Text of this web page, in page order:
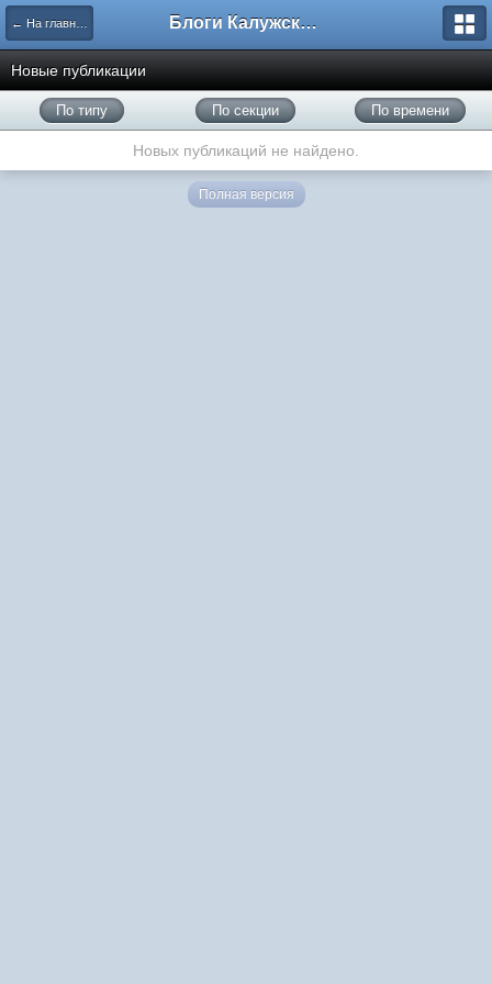
← На главную Блоги Калужского перекрестка
Новые публикации
По типу По секции По времени
Новых публикаций не найдено.
Полная версия